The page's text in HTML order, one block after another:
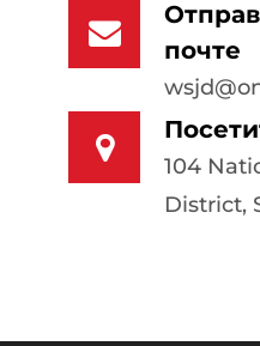
почте
104
District,